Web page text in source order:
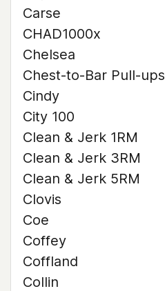
Carse
CHAD1000x
Chelsea
Chest-to-Bar Pull-ups
Cindy
City 100
Clean & Jerk 1RM
Clean & Jerk 3RM
Clean & Jerk 5RM
Clovis
Coe
Coffey
Coffland
Collin